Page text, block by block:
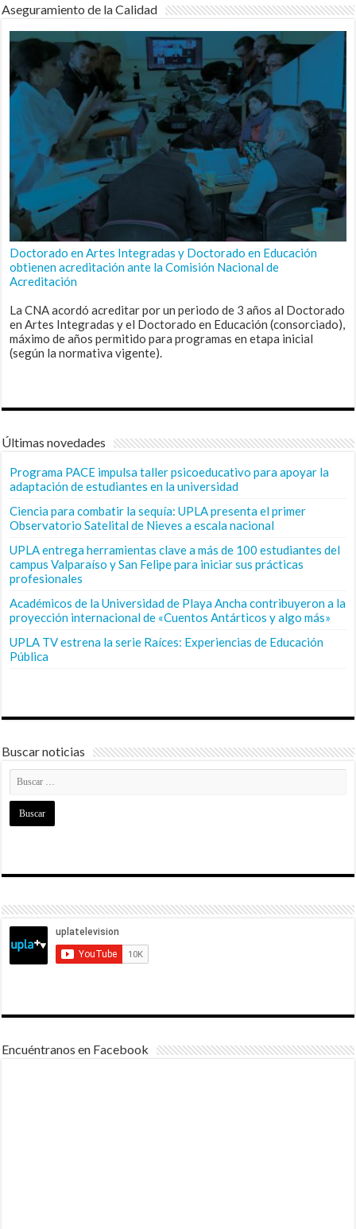
Aseguramiento de la Calidad
Doctorado en Artes Integradas y Doctorado en Educación
obtienen acreditación ante la Comisión Nacional de
Acreditación
La CNA acordó acreditar por un periodo de 3 años al Doctorado
en Artes Integradas y el Doctorado en Educación (consorciado),
máximo de años permitido para programas en etapa inicial
(según la normativa vigente).
Últimas novedades
Programa PACE impulsa taller psicoeducativo para apoyar la
adaptación de estudiantes en la universidad
Ciencia para combatir la sequía: UPLA presenta el primer
Observatorio Satelital de Nieves a escala nacional
UPLA entrega herramientas clave a más de 100 estudiantes del
campus Valparaíso y San Felipe para iniciar sus prácticas
profesionales
Académicos de la Universidad de Playa Ancha contribuyeron a la
proyección internacional de «Cuentos Antárticos y algo más»
UPLA TV estrena la serie Raíces: Experiencias de Educación
Pública
Buscar noticias
Encuéntranos en Facebook